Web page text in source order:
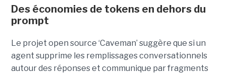
Des économies de tokens en dehors du
prompt
Le projet open source ‘Caveman’ suggère que si un
agent supprime les remplissages conversationnels
autour des réponses et communique par fragments